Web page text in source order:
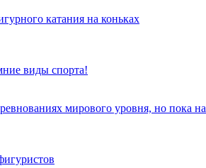
катания на коньках
виды спорта!
мирового уровня, но пока